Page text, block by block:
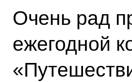
Очень рад
ежегодной